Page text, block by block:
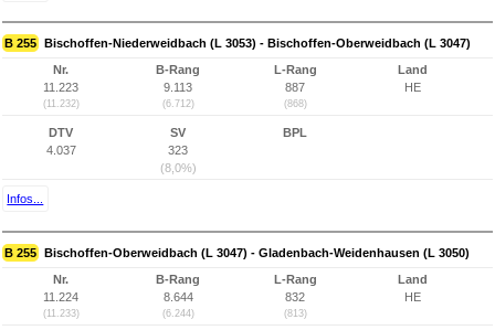
B 255 Bischoffen-Niederweidbach (L 3053) - Bischoffen-Oberweidbach (L 3047)
Nr.
11.223
(11.232)
B-Rang
9.113
(6.712)
L-Rang
887
(868)
Land
HE
DTV
4.037
SV
323
(8,0%)
BPL
Infos...
B 255 Bischoffen-Oberweidbach (L 3047) - Gladenbach-Weidenhausen (L 3050)
Nr.
11.224
(11.233)
B-Rang
8.644
(6.244)
L-Rang
832
(813)
Land
HE